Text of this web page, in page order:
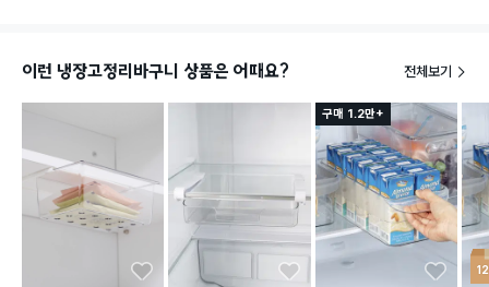
이런 냉장고정리바구니 상품은 어때요? 전체보기
구매 1.2만+